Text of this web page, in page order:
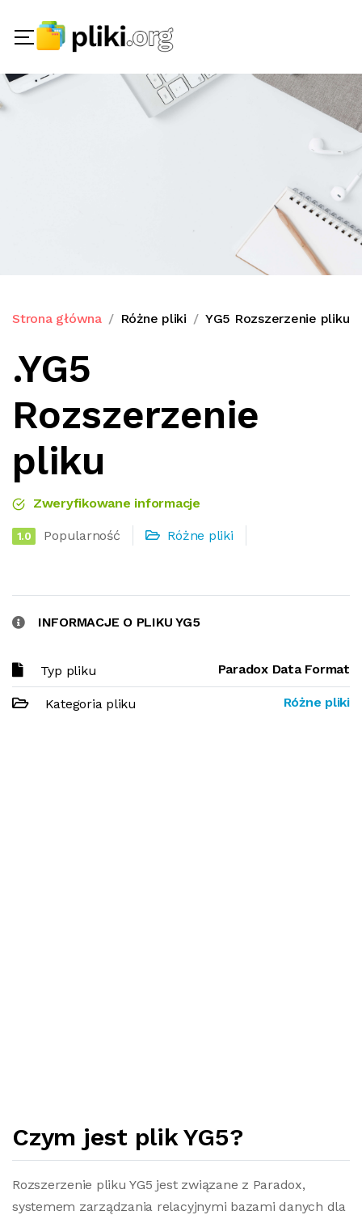
Strona główna Różne pliki YG5 Rozszerzenie pliku
.YG5
Rozszerzenie
pliku
Zweryfikowane informacje
1.0 Popularność Różne pliki
INFORMACJE O PLIKU YG5
Typ pliku Paradox Data Format
Kategoria pliku Różne pliki
Czym jest plik YG5?
Rozszerzenie pliku YG5 jest związane z Paradox,
systemem zarządzania relacyjnymi bazami danych dla